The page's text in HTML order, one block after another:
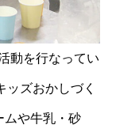
動を行なってい
ズおかしづく
ムや牛乳・砂